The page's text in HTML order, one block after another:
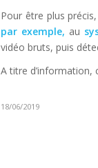
Pour être plus
par exemple, au
vidéo bruts, puis
A titre d’information,
18/06/2019